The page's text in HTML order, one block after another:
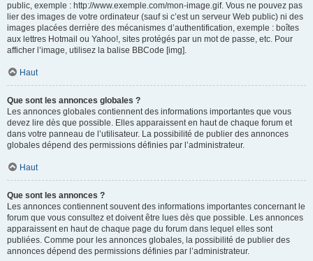
public, exemple : http://www.exemple.com/mon-image.gif. Vous ne pouvez pas
lier des images de votre ordinateur (sauf si c’est un serveur Web public) ni des
images placées derrière des mécanismes d’authentification, exemple : boîtes
aux lettres Hotmail ou Yahoo!, sites protégés par un mot de passe, etc. Pour
afficher l’image, utilisez la balise BBCode [img].
Haut
Que sont les annonces globales ?
Les annonces globales contiennent des informations importantes que vous
devez lire dès que possible. Elles apparaissent en haut de chaque forum et
dans votre panneau de l’utilisateur. La possibilité de publier des annonces
globales dépend des permissions définies par l’administrateur.
Haut
Que sont les annonces ?
Les annonces contiennent souvent des informations importantes concernant le
forum que vous consultez et doivent être lues dès que possible. Les annonces
apparaissent en haut de chaque page du forum dans lequel elles sont
publiées. Comme pour les annonces globales, la possibilité de publier des
annonces dépend des permissions définies par l’administrateur.